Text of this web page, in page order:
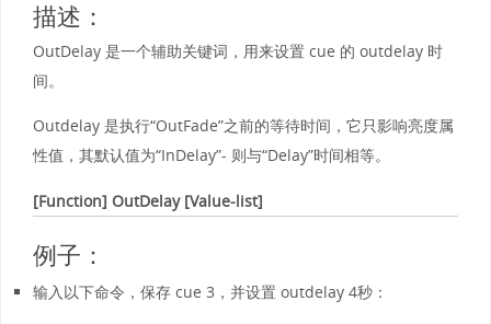
描述：
OutDelay 是一个辅助关键词，用来设置 cue 的 outdelay 时
间。
Outdelay 是执行“OutFade”之前的等待时间，它只影响亮度属
性值，其默认值为“InDelay”- 则与“Delay”时间相等。
[Function] OutDelay [Value-list]
例子：
输入以下命令，保存 cue 3，并设置 outdelay 4秒：